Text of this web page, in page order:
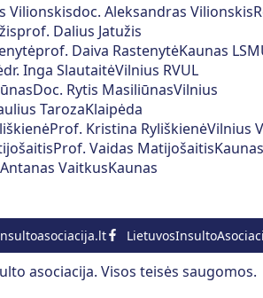
doc. Aleksandras Vilionskis
prof. Dalius Jatužis
prof. Daiva RastenytėKaunas
dr. Inga SlautaitėVilnius RVUL
Doc. Rytis MasiliūnasVilnius
TarozaKlaipėda
Prof. Kristina RyliškienėVilnius
Prof. Vaidas MatijošaitisKaunas
Antanas VaitkusKaunas
asociacija. Visos teisės saugomos.